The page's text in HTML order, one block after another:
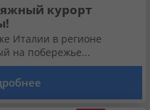
курорт
Италии в регионе
на побережье...